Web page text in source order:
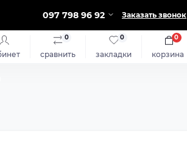
097 798 96 92 Заказать звонок
сравнить
0
закладки
0
корзина
0